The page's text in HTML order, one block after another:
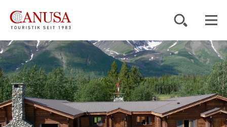
Reiseziele
Reisearten
Inspiration